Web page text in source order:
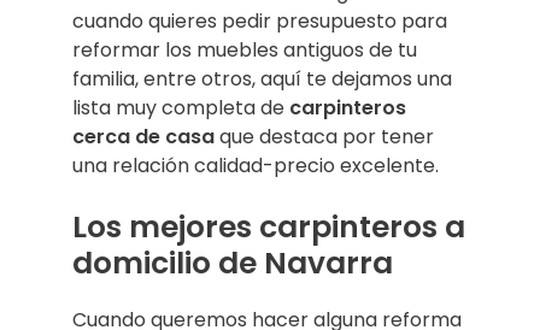
cuando quieres pedir presupuesto para
reformar los muebles antiguos de tu
familia, entre otros, aquí te dejamos una
lista muy completa de carpinteros
cerca de casaque destaca por tener
una relación calidad-precio excelente.
Los mejores carpinteros a
domicilio de Navarra
Cuando queremos hacer alguna reforma